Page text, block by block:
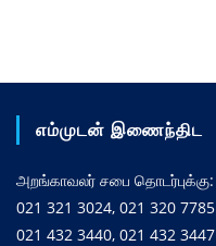
எம்முடன் இணைந்திட
அறங்காவலர் சபை தொடர்புக்கு:
021 321 3024, 021 320 7785
021 432 3440, 021 432 3447